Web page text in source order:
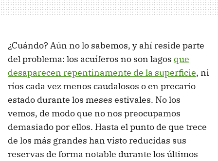
¿Cuándo? Aún no lo sabemos, y ahí reside parte
del problema: los acuíferos no son lagos que
desaparecen repentinamente de la superficie, ni
ríos cada vez menos caudalosos o en precario
estado durante los meses estivales. No los
vemos, de modo que no nos preocupamos
demasiado por ellos. Hasta el punto de que trece
de los más grandes han visto reducidas sus
reservas de forma notable durante los últimos